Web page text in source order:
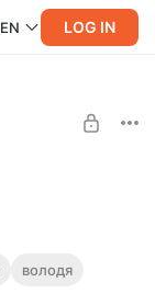
EN LOG IN
володя